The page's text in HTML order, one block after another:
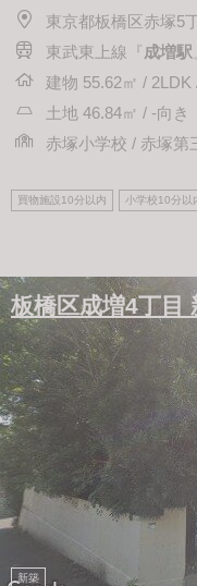
東京都板橋区赤塚5
東武東上線『 成増駅
建物 55.62㎡ /
土地 46.84㎡ / -向き
赤塚小学校 / 赤塚第
買物施設10分以内 小学校10分以
板橋区成増4丁目
新築